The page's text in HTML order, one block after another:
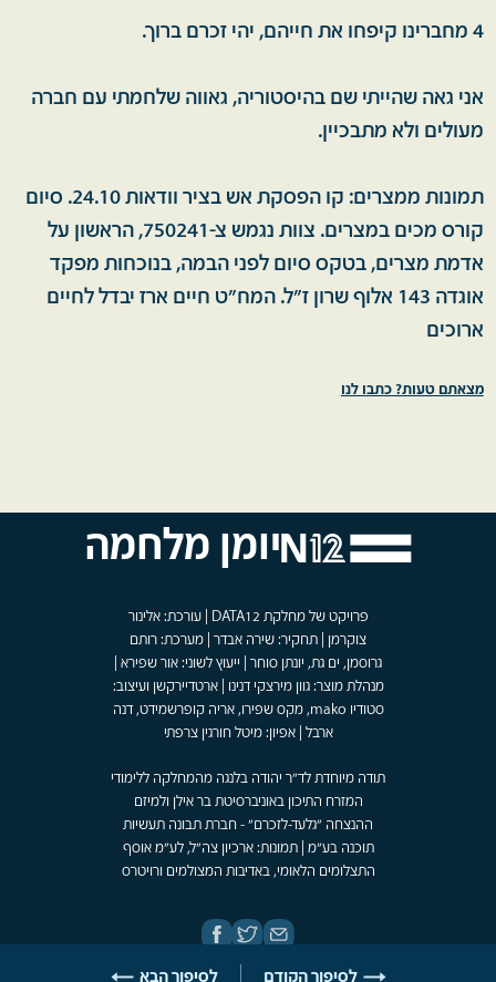
4 מחברינו קיפחו את חייהם, יהי זכרם ברוך.
אני גאה שהייתי שם בהיסטוריה, גאווה שלחמתי עם חברה
מעולים ולא מתבכיין.
תמונות ממצרים: קו הפסקת אש בציר וודאות 24.10. סיום
קורס מכים במצרים. צוות נגמש צ-750241, הראשון על
אדמת מצרים, בטקס סיום לפני הבמה, בנוכחות מפקד
אוגדה 143 אלוף שרון ז"ל. המח"ט חיים ארז יבדל לחיים
ארוכים
מצאתם טעות? כתבו לנו
לסיפור הקודם לסיפור הבא
יומן מלחמה
פרויקט של מחלקת DATA12 | עורכת: אלינור
צוקרמן | תחקיר: שירה אבדר | מערכת: רותם
גרוסמן, ים גת, יונתן סוחר | ייעוץ לשוני: אור שפירא |
מנהלת מוצר: גוון מירצקי דנינו | ארטדיירקשן ועיצוב:
סטודיו mako, מקס שפירו, אריה קופרשמידט, דנה
ארבל | אפיון: מיטל חורגין צרפתי
תודה מיוחדת לד"ר יהודה בלנגה מהמחלקה ללימודי
המזרח התיכון באוניברסיטת בר אילן ולמיזם
ההנצחה "גלעד-לזכרם" - חברת תבונה תעשיות
תוכנה בע"מ | תמונות: ארכיון צה"ל, לע"מ אוסף
התצלומים הלאומי, באדיבות המצולמים ורויטרס